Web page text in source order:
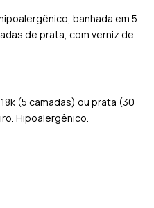
banhada em 5
de prata, com verniz de
(5 camadas) ou prata (30
Hipoalergênico.